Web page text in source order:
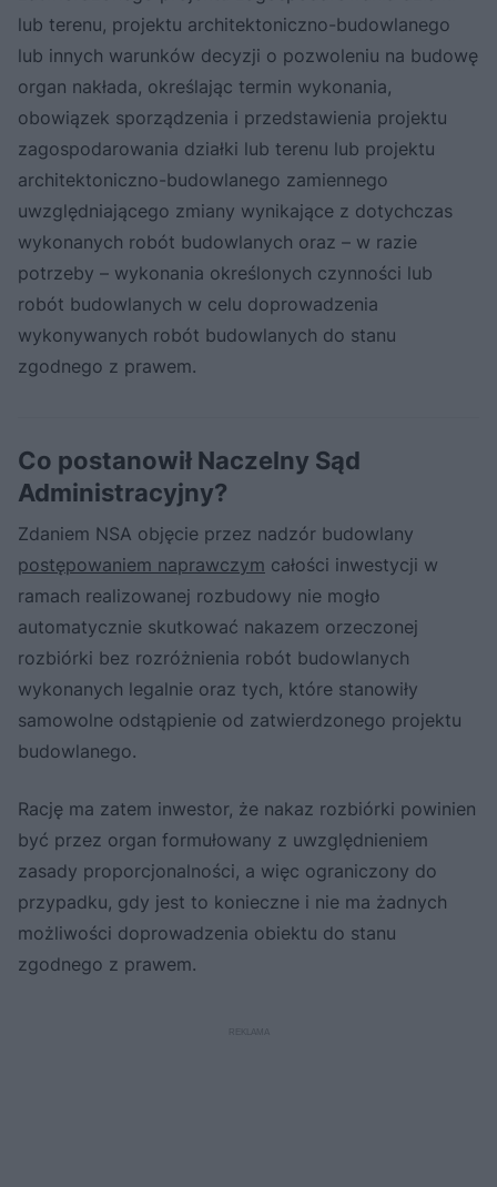
lub terenu, projektu architektoniczno-budowlanego
lub innych warunków decyzji o pozwoleniu na budowę
organ nakłada, określając termin wykonania,
obowiązek sporządzenia i przedstawienia projektu
zagospodarowania działki lub terenu lub projektu
architektoniczno-budowlanego zamiennego
uwzględniającego zmiany wynikające z dotychczas
wykonanych robót budowlanych oraz – w razie
potrzeby – wykonania określonych czynności lub
robót budowlanych w celu doprowadzenia
wykonywanych robót budowlanych do stanu
zgodnego z prawem.
Co postanowił Naczelny Sąd
Administracyjny?
Zdaniem NSA objęcie przez nadzór budowlany
postępowaniem naprawczym całości inwestycji w
ramach realizowanej rozbudowy nie mogło
automatycznie skutkować nakazem orzeczonej
rozbiórki bez rozróżnienia robót budowlanych
wykonanych legalnie oraz tych, które stanowiły
samowolne odstąpienie od zatwierdzonego projektu
budowlanego.
Rację ma zatem inwestor, że nakaz rozbiórki powinien
być przez organ formułowany z uwzględnieniem
zasady proporcjonalności, a więc ograniczony do
przypadku, gdy jest to konieczne i nie ma żadnych
możliwości doprowadzenia obiektu do stanu
zgodnego z prawem.